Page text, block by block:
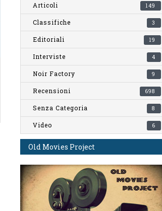
Articoli 149
Classifiche 3
Editoriali 19
Interviste 4
Noir Factory 9
Recensioni 698
Senza Categoria 8
Video 6
Old Movies Project